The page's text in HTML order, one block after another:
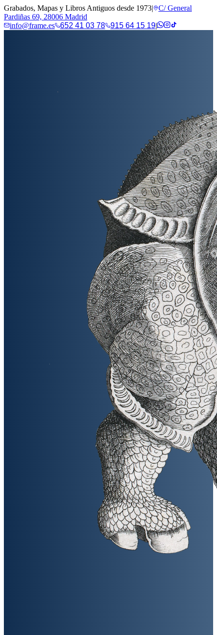
Grabados, Mapas y Libros Antiguos desde 1973|
C/ General
Pardiñas 69, 28006 Madrid
info@frame.es
652 41 03 78 915 64 15 19|